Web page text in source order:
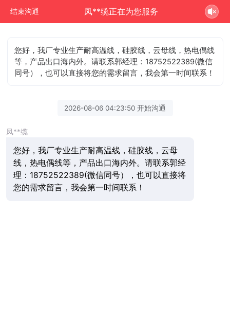
结束沟通 凤**缆正在为您服务
您好，我厂专业生产耐高温线，硅胶线，云母线，热电偶线
等，产品出口海内外。请联系郭经理：18752522389(微信
同号），也可以直接将您的需求留言，我会第一时间联系！
2026-08-06 04:23:50 开始沟通
凤**缆
您好，我厂专业生产耐高温线，硅胶线，云母
线，热电偶线等，产品出口海内外。请联系郭经
理：18752522389(微信同号），也可以直接将
您的需求留言，我会第一时间联系！